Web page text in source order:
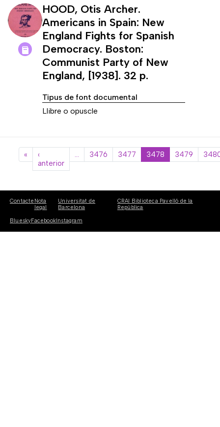
HOOD, Otis Archer.
Americans in Spain: New
England Fights for Spanish
Democracy. Boston:
Communist Party of New
England, [1938]. 32 p.
Tipus de font documental
Llibre o opuscle
Paginació
« Primera pàgina
‹
anteriorPàgina anterior
… 3476 3477 3478 3479
Contacte Nota
legal
Universitat de
Barcelona
CRAI Biblioteca Pavelló de la
República
BlueskyFacebookInstagram